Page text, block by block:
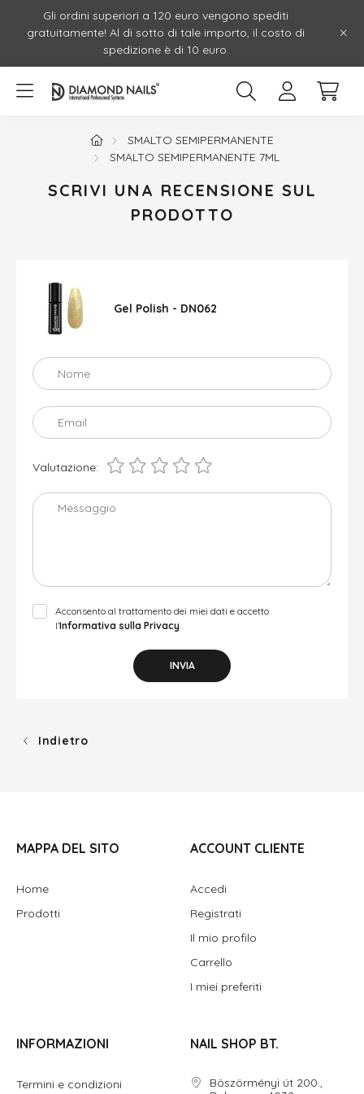
Gli ordini superiori a 120 euro vengono spediti
gratuitamente! Al di sotto di tale importo, il costo di
spedizione è di 10 euro.
SMALTO SEMIPERMANENTE
SMALTO SEMIPERMANENTE 7ML
SCRIVI UNA RECENSIONE SUL
PRODOTTO
Gel Polish - DN062
Nome
Email
Valutazione:
Messaggio
Acconsento al trattamento dei miei dati e accetto
l’Informativa sulla Privacy
INVIA
Indietro
MAPPA DEL SITO
Home
Prodotti
ACCOUNT CLIENTE
Accedi
Registrati
Il mio profilo
Carrello
I miei preferiti
INFORMAZIONI
Termini e condizioni
NAIL SHOP BT.
Böszörményi út 200.,